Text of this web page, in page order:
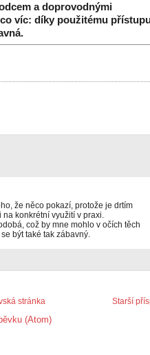
a doprovodnými
víc: díky použitému
že něco pokazí, protože je drtím
konkrétní využití v praxi.
což by mne mohlo v očích těch
být také tak zábavný.
Starší
stránka
(Atom)